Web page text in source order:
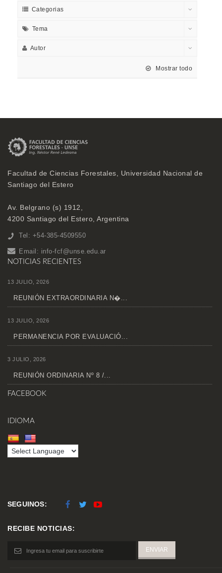
Categorias
Tema
Autor
Mostrar todo
Facultad de Ciencias Forestales, Universidad Nacional de
Santiago del Estero
Av. Belgrano (s) 1912,
4200 Santiago del Estero, Argentina
Tel: +54-385-4509550
Email: info-fcf@unse.edu.ar
NOTICIAS RECIENTES
13 JULIO, 2026
REUNIÓN EXTRAORDINARIA N�...
13 JULIO, 2026
PERMANENCIA POR EVALUACIÓ...
3 JULIO, 2026
REUNIÓN ORDINARIA Nº 8 /...
FACEBOOK
IDIOMA
SEGUINOS:
RECIBE NOTICIAS: